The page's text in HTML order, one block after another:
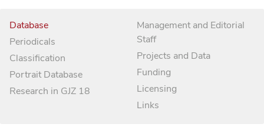
Database
Periodicals
Classification
Portrait Database
Research in GJZ 18
Management and Editorial
Staff
Projects and Data
Funding
Licensing
Links